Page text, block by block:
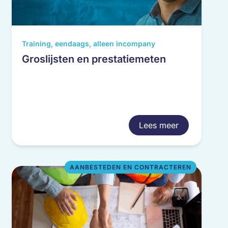
Training, eendaags, alleen incompany
Groslijsten en prestatiemeten
Lees meer
AANBESTEDEN EN CONTRACTEREN